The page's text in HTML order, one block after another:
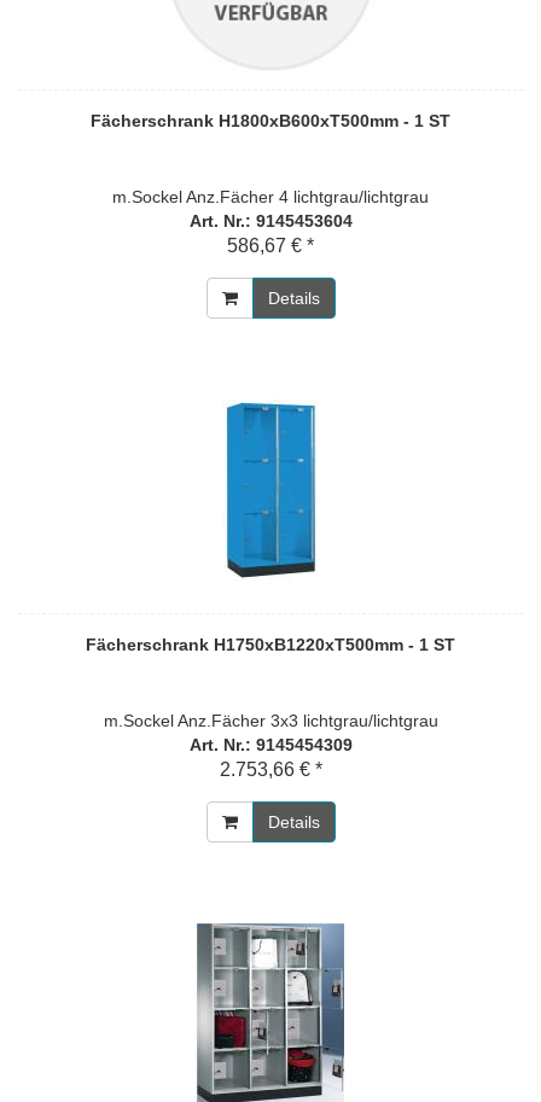
Fächerschrank H1800xB600xT500mm - 1 ST
m.Sockel Anz.Fächer 4 lichtgrau/lichtgrau
Art. Nr.: 9145453604
586,67 € *
Details
Fächerschrank H1750xB1220xT500mm - 1 ST
m.Sockel Anz.Fächer 3x3 lichtgrau/lichtgrau
Art. Nr.: 9145454309
2.753,66 € *
Details